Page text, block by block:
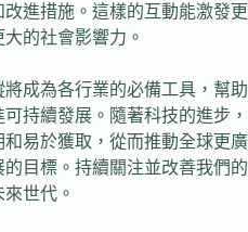
進措施。這樣的互動能激發更
的社會影響力。
成為各行業的必備工具，幫助
持續發展。隨著科技的進步，
易於獲取，從而推動全球更廣
目標。持續關注並改善我們的
世代。